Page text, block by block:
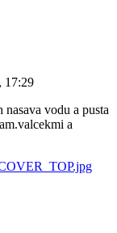
17:29
vodu a pusta
a